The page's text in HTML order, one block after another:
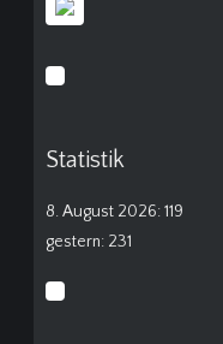
Statistik
8. August 2026: 119
gestern: 231